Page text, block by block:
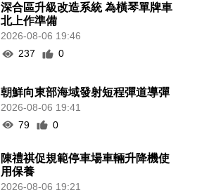
深合區升級改造系統 為橫琴單牌車
北上作準備
2026-08-06 19:46
237
0
朝鮮向東部海域發射短程彈道導彈
2026-08-06 19:41
79
0
陳禮祺促規範停車場車輛升降機使
用保養
2026-08-06 19:21